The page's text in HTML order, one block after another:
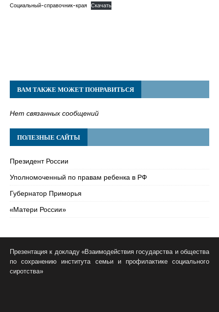
Социальный-справочник-края Скачать
ВАМ ТАКЖЕ МОЖЕТ ПОНРАВИТЬСЯ
Нет связанных сообщений
ПОЛЕЗНЫЕ САЙТЫ
Президент России
Уполномоченный по правам ребенка в РФ
Губернатор Приморья
«Матери России»
Презентация к докладу «Взаимодействия государства и общества
по сохранению института семьи и профилактике социального
сиротства»